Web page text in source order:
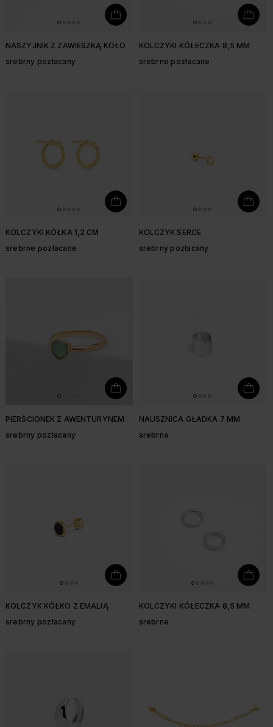
NASZYJNIK Z ZAWIESZKĄ KOŁO
srebrny pozłacany
KOLCZYKI KÓŁECZKA 8,5 MM
srebrne pozłacane
KOLCZYKI KÓŁKA 1,2 CM
srebrne pozłacane
KOLCZYK SERCE
srebrny pozłacany
PIERŚCIONEK Z AWENTURYNEM
srebrny pozłacany
NAUSZNICA GŁADKA 7 MM
srebrna
KOLCZYK KÓŁKO Z EMALIĄ
srebrny pozłacany
KOLCZYKI KÓŁECZKA 8,5 MM
srebrne